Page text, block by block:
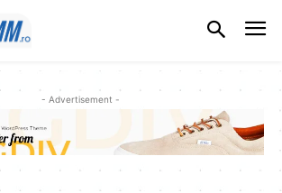
- Advertisement -